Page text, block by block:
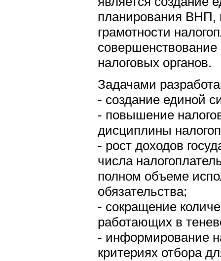
планирования
грамотности
налоговых органов.
Задачами
- создание единой
- повышение
дисциплины
- рост доходов
числа
полном объеме
обязательства;
- сокращение
работающих в
- информирование
критериях отбора